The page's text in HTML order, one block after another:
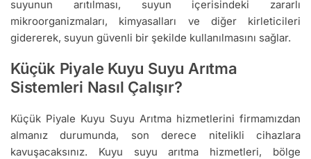
suyunun arıtılması, suyun içerisindeki zararlı
mikroorganizmaları, kimyasalları ve diğer kirleticileri
gidererek, suyun güvenli bir şekilde kullanılmasını sağlar.
Küçük Piyale Kuyu Suyu Arıtma
Sistemleri Nasıl Çalışır?
Küçük Piyale Kuyu Suyu Arıtma hizmetlerini firmamızdan
almanız durumunda, son derece nitelikli cihazlara
kavuşacaksınız. Kuyu suyu arıtma hizmetleri, bölge